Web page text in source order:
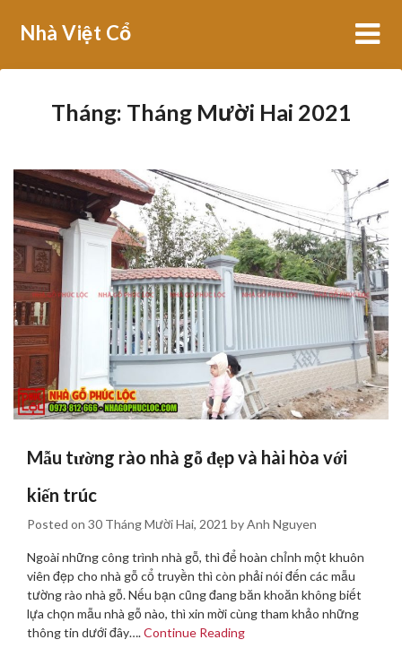
Nhà Việt Cổ
Tháng: Tháng Mười Hai 2021
Mẫu tường rào nhà gỗ đẹp và hài hòa với
kiến trúc
Posted on 30 Tháng Mười Hai, 2021 byAnh Nguyen
Ngoài những công trình nhà gỗ, thì để hoàn chỉnh một khuôn
viên đẹp cho nhà gỗ cổ truyền thì còn phải nói đến các mẫu
tường rào nhà gỗ. Nếu bạn cũng đang băn khoăn không biết
lựa chọn mẫu nhà gỗ nào, thì xin mời cùng tham khảo những
thông tin dưới đây….Continue Reading